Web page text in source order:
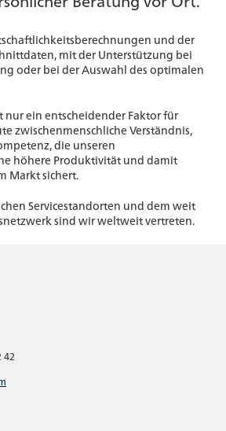
und der
mit der Unterstützung bei
oder bei der Auswahl des optimalen
nur ein entscheidender Faktor für
zwischenmenschliche Verständnis,
die unseren
höhere Produktivität und damit
Markt sichert.
Servicestandorten und dem weit
sind wir weltweit vertreten.
42